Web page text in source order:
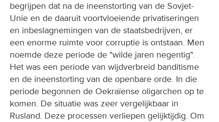
begrijpen dat na de ineenstorting van de Sovjet-
Unie en de daaruit voortvloeiende privatiseringen
en inbeslagnemingen van de staatsbedrijven, er
een enorme ruimte voor corruptie is ontstaan. Men
noemde deze periode de "wilde jaren negentig".
Het was een periode van wijdverbreid banditisme
en de ineenstorting van de openbare orde. In die
periode begonnen de Oekraïense oligarchen op te
komen. De situatie was zeer vergelijkbaar in
Rusland. Deze processen verliepen gelijktijdig. Om